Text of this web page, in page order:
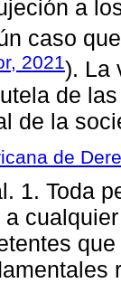
a
caso
2021). La
de
de la
de
1. Toda